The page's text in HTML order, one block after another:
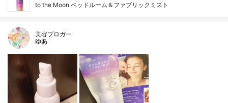
to the Moon ベッドルーム＆ファブリックミスト
美容ブロガー
ゆあ